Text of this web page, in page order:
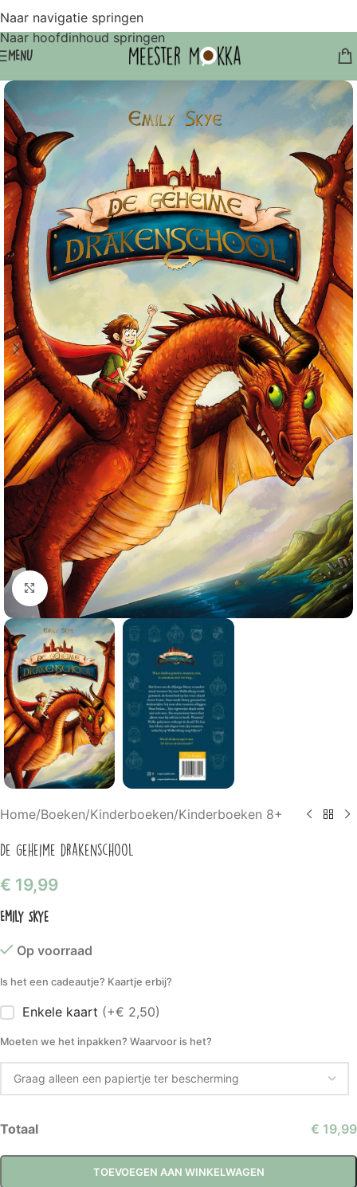
Naar navigatie springen
Naar hoofdinhoud springen
MENU
Klik om te vergroten
Home/Boeken/Kinderboeken/Kinderboeken 8+
De geheime drakenschool
€ 19,99
Emily Skye
Op voorraad
Is het een cadeautje? Kaartje erbij?
Enkele kaart (+€ 2,50)
Moeten we het inpakken? Waarvoor is het?
Totaal € 19,99
TOEVOEGEN AAN WINKELWAGEN